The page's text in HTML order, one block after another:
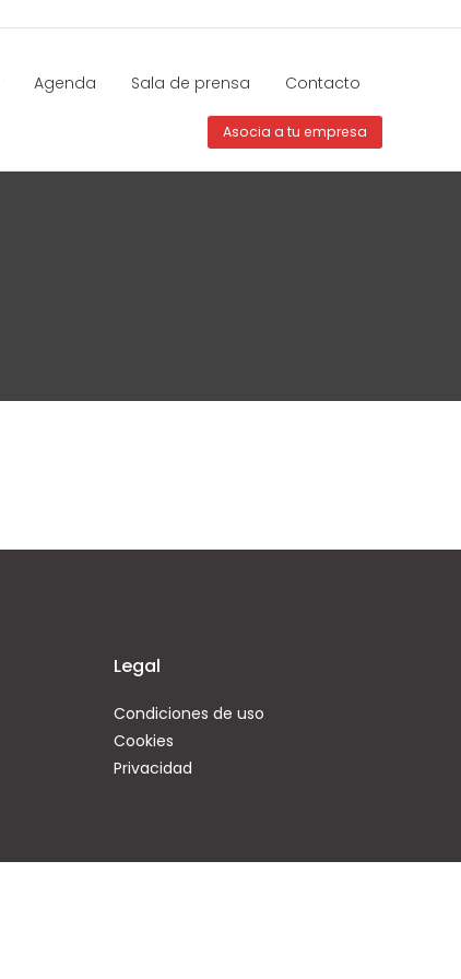
Agenda Sala de prensa Contacto
Asocia a tu empresa
Legal
Condiciones de uso
Cookies
Privacidad